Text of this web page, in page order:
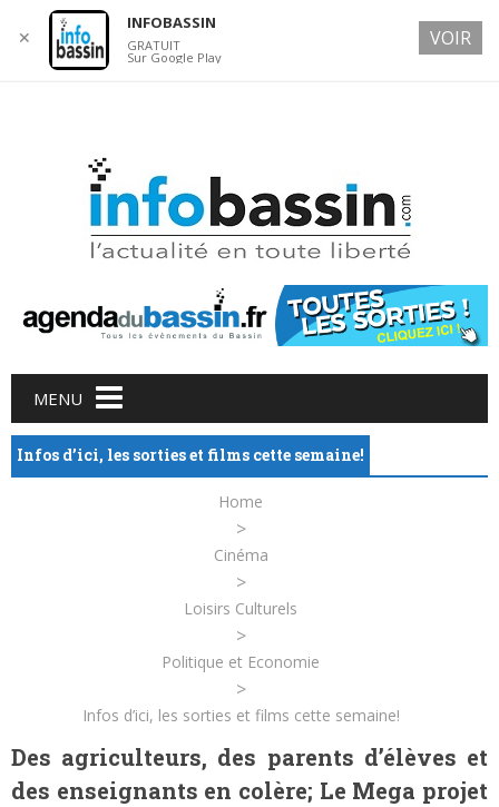
Main menu
content
MENU
Infos d’ici, les sorties et films cette semaine!
Home
>
Cinéma
>
Loisirs Culturels
>
Politique et Economie
>
Infos d’ici, les sorties et films cette semaine!
Des agriculteurs, des parents d’élèves et
des enseignants en colère; Le Mega projet
✕
INFOBASSIN
GRATUIT
Sur Google Play
VOIR